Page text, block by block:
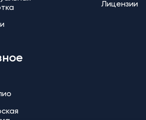
Лицензии